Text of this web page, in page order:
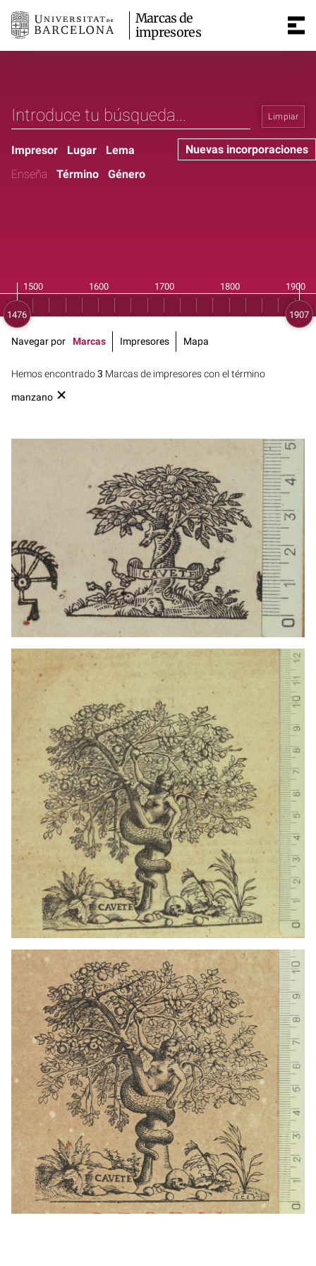
Marcas de
impresores
Limpiar
Nuevas incorporaciones
Impresor Lugar
Lema
Enseña
Término Género
Hemos encontrado3 Marcas de impresores con el término
manzano
Navegar por Marcas Impresores Mapa
1660 - ?
1684? - 1700? Lieja (Bélgica)
1647 - 1689 Lieja (Bélgica)